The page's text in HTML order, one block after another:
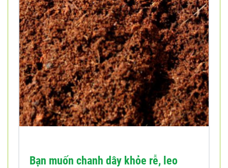
Bạn muốn chanh dây khỏe rễ, leo